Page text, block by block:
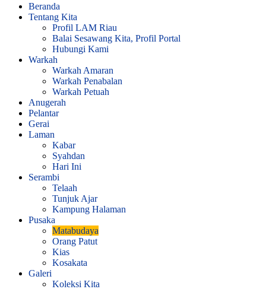
Beranda
Tentang Kita
Profil LAM Riau
Balai Sesawang Kita, Profil Portal
Hubungi Kami
Warkah
Warkah Amaran
Warkah Penabalan
Warkah Petuah
Anugerah
Pelantar
Gerai
Laman
Kabar
Syahdan
Hari Ini
Serambi
Telaah
Tunjuk Ajar
Kampung Halaman
Pusaka
Matabudaya
Orang Patut
Kias
Kosakata
Galeri
Koleksi Kita